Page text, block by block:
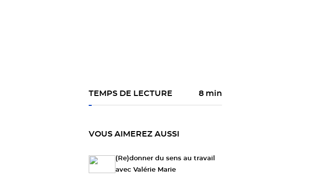
TEMPS DE LECTURE 8 min
VOUS AIMEREZ AUSSI
(Re)donner du sens au travail
avec Valérie Marie